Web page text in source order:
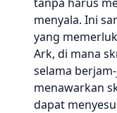
menyala. Ini
yang
Ark, di mana
selama
menawarkan
dapat